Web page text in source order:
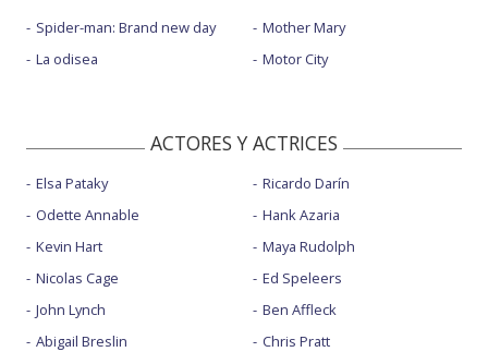
Spider-man: Brand new day
La odisea
Mother Mary
Motor City
ACTORES Y ACTRICES
Elsa Pataky
Odette Annable
Kevin Hart
Nicolas Cage
John Lynch
Abigail Breslin
Ricardo Darín
Hank Azaria
Maya Rudolph
Ed Speleers
Ben Affleck
Chris Pratt